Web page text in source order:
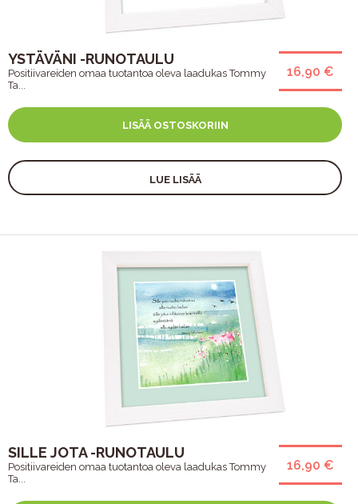
16,90 €
YSTÄVÄNI -RUNOTAULU
Positiivareiden omaa tuotantoa oleva laadukas Tommy
Ta...
LISÄÄ OSTOSKORIIN
LUE LISÄÄ
16,90 €
SILLE JOTA -RUNOTAULU
Positiivareiden omaa tuotantoa oleva laadukas Tommy
Ta...